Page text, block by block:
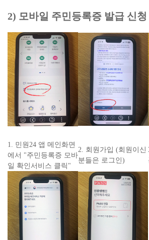
2) 모바일 주민등록증 발급 신
1. 민원24 앱 메인화면
에서 "주민등록증 모바
일 확인서비스 클릭"
2. 회원가입 (회원이신
분들은 로그인)